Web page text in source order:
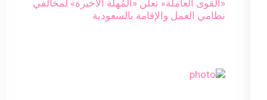
«القوى العاملة» تعلن «المُهلة الأخيرة» لمخالفي
نظامي العمل والإقامة بالسعودية